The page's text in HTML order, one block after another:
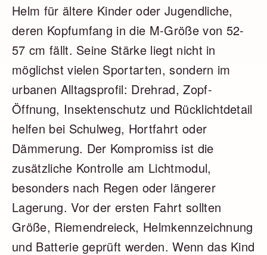
Helm für ältere Kinder oder Jugendliche,
deren Kopfumfang in die M-Größe von 52-
57 cm fällt. Seine Stärke liegt nicht in
möglichst vielen Sportarten, sondern im
urbanen Alltagsprofil: Drehrad, Zopf-
Öffnung, Insektenschutz und Rücklichtdetail
helfen bei Schulweg, Hortfahrt oder
Dämmerung. Der Kompromiss ist die
zusätzliche Kontrolle am Lichtmodul,
besonders nach Regen oder längerer
Lagerung. Vor der ersten Fahrt sollten
Größe, Riemendreieck, Helmkennzeichnung
und Batterie geprüft werden. Wenn das Kind